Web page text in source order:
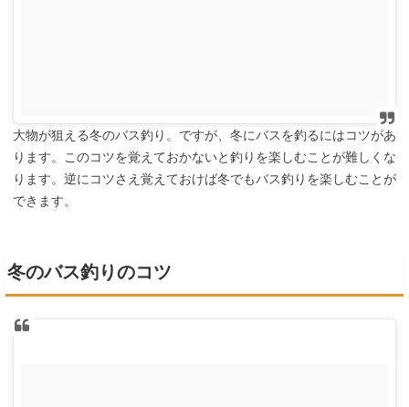
大物が狙える冬のバス釣り。ですが、冬にバスを釣るにはコツがあ
ります。このコツを覚えておかないと釣りを楽しむことが難しくな
ります。逆にコツさえ覚えておけば冬でもバス釣りを楽しむことが
できます。
冬のバス釣りのコツ